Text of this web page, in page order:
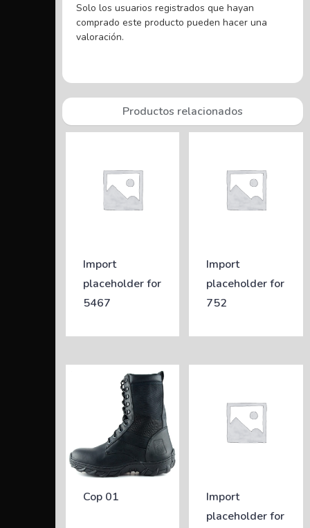
Solo los usuarios registrados que hayan
comprado este producto pueden hacer una
valoración.
Productos relacionados
Import
placeholder for
5467
Import
placeholder for
752
Cop 01
Import
placeholder for